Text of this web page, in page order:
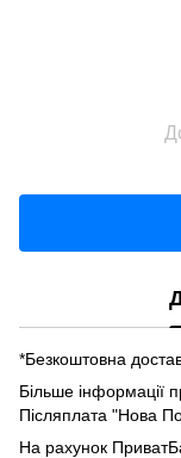
*Безкоштовна
Більше інформації
Післяплата "Нова
На рахунок